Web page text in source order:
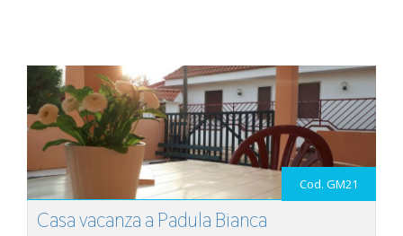
Cod. GM21
Casa vacanza a Padula Bianca